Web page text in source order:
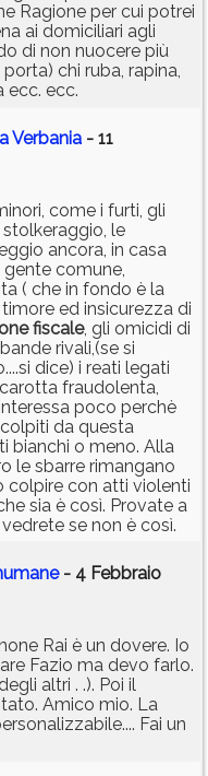
Ragione per cui potrei
ai domiciliari agli
di non nuocere più
chi ruba, rapina,
ecc. ecc.
Verbania - 11
come i furti, gli
le
ancora, in casa
comune,
( che in fondo è la
ed insicurezza di
fiscale, gli omicidi di
rivali,(se si
dice) i reati legati
fraudolenta,
poco perchè
da questa
bianchi o meno. Alla
le sbarre rimangano
colpire con atti violenti
sia è così. Provate a
se non è così.
- 4 Febbraio
Rai è un dovere. Io
Fazio ma devo farlo.
altri . .). Poi il
Amico mio. La
Fai un